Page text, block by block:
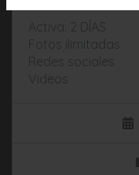
Activa: 2 DÍAS
Fotos ilimitadas
Redes sociales
Videos